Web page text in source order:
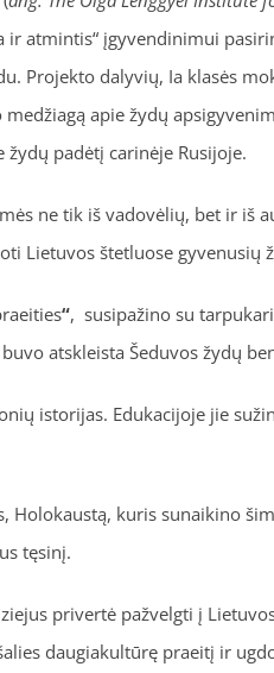
atmintis“ įgyvendinimui
Projekto dalyvių, Ia klasės
apie žydų
padėtį carinėje Rusijoje.
ne tik iš vadovėlių, bet ir
Lietuvos štetluose
“, susipažino su
atskleista Šeduvos žydų
istorijas. Edukacijoje jie
Holokaustą, kuris sunaikino
tęsinį.
privertė pažvelgti į
daugiakultūrę praeitį ir